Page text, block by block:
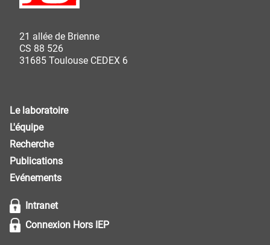
21 allée de Brienne
CS 88 526
31685 Toulouse CEDEX 6
Le laboratoire
L'équipe
Recherche
Publications
Evénements
Intranet
Connexion Hors IEP